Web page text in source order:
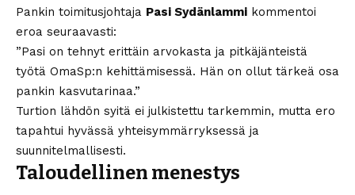
Pankin toimitusjohtaja Pasi Sydänlammi kommentoi
eroa seuraavasti:
”Pasi on tehnyt erittäin arvokasta ja pitkäjänteistä
työtä OmaSp:n kehittämisessä. Hän on ollut tärkeä osa
pankin kasvutarinaa.”
Turtion lähdön syitä ei julkistettu tarkemmin, mutta ero
tapahtui hyvässä yhteisymmärryksessä ja
suunnitelmallisesti.
Taloudellinen menestys